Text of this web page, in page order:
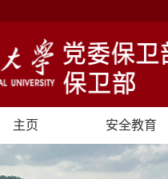
主页 安全教育